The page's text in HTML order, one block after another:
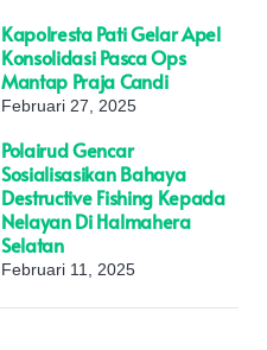
Kapolresta Pati Gelar Apel
Konsolidasi Pasca Ops
Mantap Praja Candi
Februari 27, 2025
Polairud Gencar
Sosialisasikan Bahaya
Destructive Fishing Kepada
Nelayan Di Halmahera
Selatan
Februari 11, 2025